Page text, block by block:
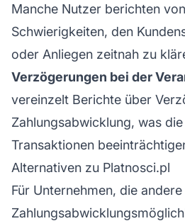
Manche Nutzer berichten
Schwierigkeiten, den
oder Anliegen zeitnah zu
Verzögerungen bei der
vereinzelt Berichte über
Zahlungsabwicklung, was
Transaktionen
Alternativen zu Platnosci.pl
Für Unternehmen, die andere